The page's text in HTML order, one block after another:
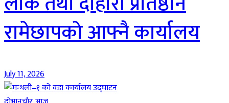
रामेछापको आफ्नै कार्यालय
July 11, 2026